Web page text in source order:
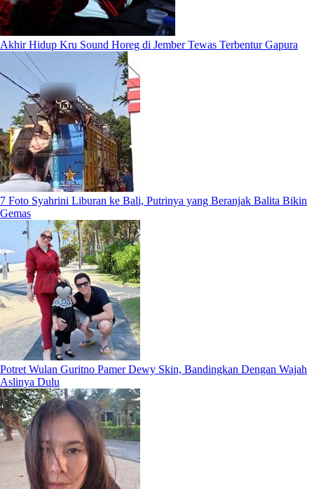
Akhir Hidup Kru Sound Horeg di Jember Tewas Terbentur Gapura
7 Foto Syahrini Liburan ke Bali, Putrinya yang Beranjak Balita Bikin
Gemas
Potret Wulan Guritno Pamer Dewy Skin, Bandingkan Dengan Wajah
Aslinya Dulu